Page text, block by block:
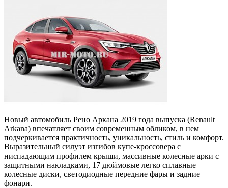
Новый автомобиль Рено Аркана 2019 года выпуска (Renault
Arkana) впечатляет своим современным обликом, в нем
подчеркивается практичность, уникальность, стиль и комфорт.
Выразительный силуэт изгибов купе-кроссовера с
ниспадающим профилем крыши, массивные колесные арки с
защитными накладками, 17 дюймовые легко сплавные
колесные диски, светодиодные передние фары и задние
фонари.